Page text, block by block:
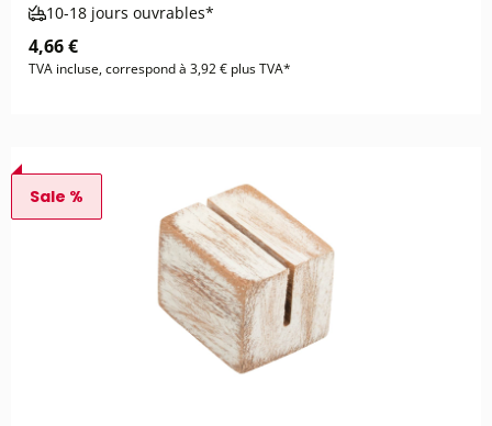
10-18 jours ouvrables*
4,66 €
TVA incluse, correspond à 3,92 € plus TVA*
Sale %